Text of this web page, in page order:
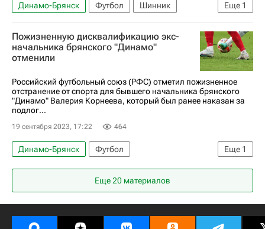
Еще 1
Динамо-Брянск Футбол
Шинник
Кубок России по футболу
Пожизненную дисквалификацию экс-
начальника брянского "Динамо"
отменили
Российский футбольный союз (РФС) отметил пожизненное
отстранение от спорта для бывшего начальника брянского
"Динамо" Валерия Корнеева, который был ранее наказан за
подлог...
19 сентября 2023, 17:22 464
Еще 1
Динамо-Брянск
Футбол
Российский футбольный союз (РФС)
Еще 20 материалов